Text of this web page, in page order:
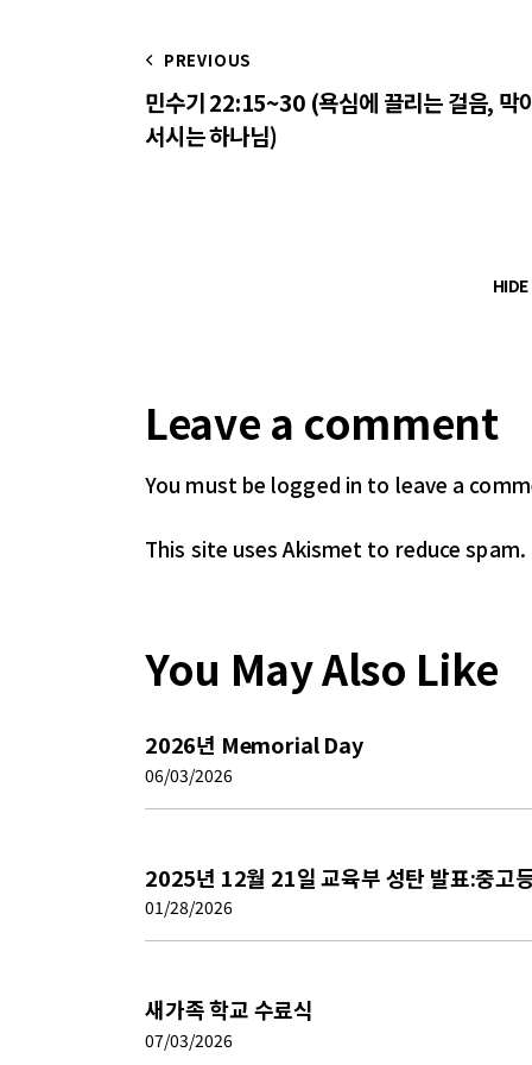
PREVIOUS
민수기 22:15~30 (욕심에 끌리는 걸음, 막
서시는 하나님)
Leave a comment
You must be logged in to leave a
This site uses Akismet to reduce spam.
You May Also Like
2026년 Memorial Day
06/03/2026
2025년 12월 21일 교육부 성탄 발표:중고
01/28/2026
새가족 학교 수료식
07/03/2026